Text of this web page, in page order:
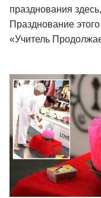
празднования
Празднование
«Учитель